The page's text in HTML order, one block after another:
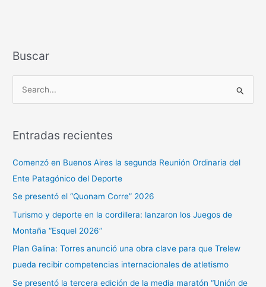
Buscar
c
r
:
Entradas recientes
Comenzó en Buenos Aires la segunda Reunión Ordinaria del
Ente Patagónico del Deporte
Se presentó el “Quonam Corre” 2026
Turismo y deporte en la cordillera: lanzaron los Juegos de
Montaña “Esquel 2026”
Plan Galina: Torres anunció una obra clave para que Trelew
pueda recibir competencias internacionales de atletismo
Se presentó la tercera edición de la media maratón “Unión de